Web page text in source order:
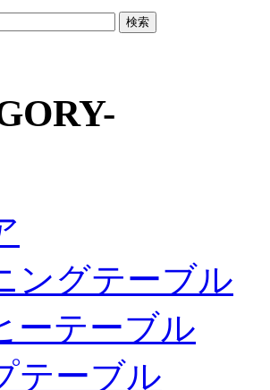
ングテーブル
ーテーブル
テーブル